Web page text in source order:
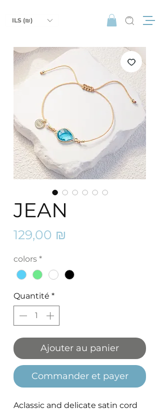
ILS (₪)
JEAN
129,00 ₪
colors *
Quantité *
Ajouter au panier
Commander et payer
Aclassic and delicate satin cord